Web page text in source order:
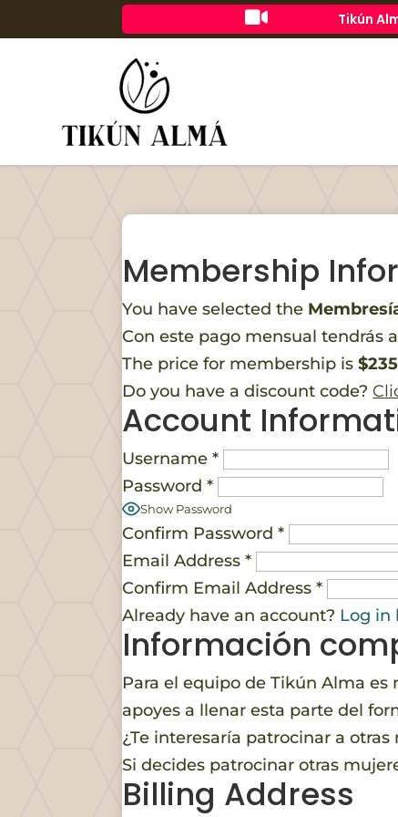
 Tikún
Membership
You have selected the
Con este pago mensual tendrás
The price for membership is
Do you have a discount code?
Account
Username *
Password*
Show Password
Confirm Password *
Email Address *
Confirm Email Address *
Already have an account? Log in
Información
Para el equipo de Tikún Alma
apoyes a llenar esta parte del
¿Te interesaría patrocinar a
Si decides patrocinar otras
Billing Address